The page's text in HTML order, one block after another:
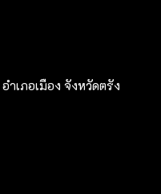
ำเภอเมือง จังหวัดตรัง